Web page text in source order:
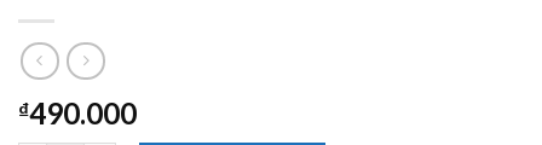
₫490.000